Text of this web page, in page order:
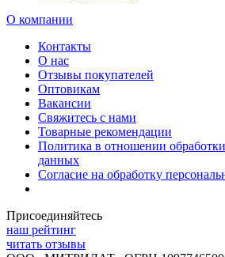
О компании
Контакты
О нас
Отзывы покупателей
Оптовикам
Вакансии
Свяжитесь с нами
Товарные рекомендации
Политика в отношении
данных
Согласие на обработку
Присоединяйтесь
наш рейтинг
читать отзывы